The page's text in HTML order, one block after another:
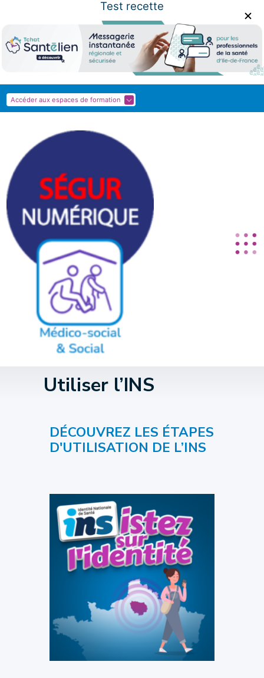
Test recette
Accéder aux espaces de formation
Utiliser l’INS
DÉCOUVREZ LES ÉTAPES
D'UTILISATION DE L’INS
Panneau de gestion des cookies